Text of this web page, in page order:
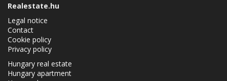
Realestate.hu
Legal notice
Contact
Cookie policy
Privacy policy
Hungary real estate
Hungary apartment